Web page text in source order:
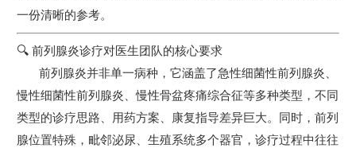
一份清晰的参考。
🔍 前列腺炎诊疗对医生团队的核心要求
前列腺炎并非单一病种，它涵盖了急性细菌性前列腺炎、
慢性细菌性前列腺炎、慢性骨盆疼痛综合征等多种类型，不同
类型的诊疗思路、用药方案、康复指导差异巨大。同时，前列
腺位置特殊，毗邻泌尿、生殖系统多个器官，诊疗过程中往往